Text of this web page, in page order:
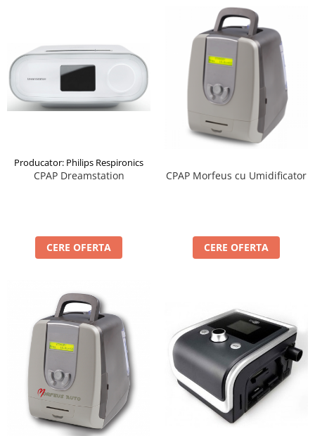
Producator: Philips Respironics
CPAP Dreamstation
CERE OFERTA
CPAP Morfeus cu Umidificator
CERE OFERTA